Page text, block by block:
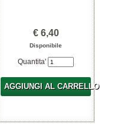
€ 6,40
Disponibile
Quantita'
AGGIUNGI AL CARRELLO